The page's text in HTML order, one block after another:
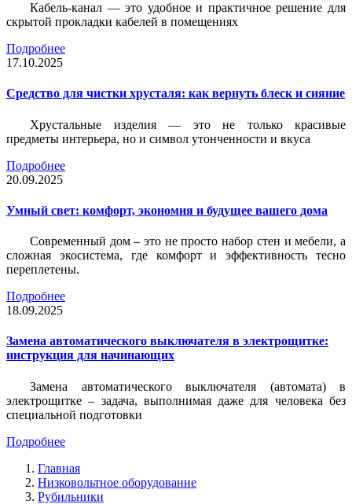
Кабель-канал — это удобное и практичное решение для
скрытой прокладки кабелей в помещениях
Подробнее
17.10.2025
Средство для чистки хрусталя: как вернуть блеск и сияние
Хрустальные изделия — это не только красивые
предметы интерьера, но и символ утонченности и вкуса
Подробнее
20.09.2025
Умный свет: комфорт, экономия и будущее вашего дома
Современный дом – это не просто набор стен и мебели, а
сложная экосистема, где комфорт и эффективность тесно
переплетены.
Подробнее
18.09.2025
Замена автоматического выключателя в электрощитке:
инструкция для начинающих
Замена автоматического выключателя (автомата) в
электрощитке – задача, выполнимая даже для человека без
специальной подготовки
Подробнее
Главная
Низковольтное оборудование
Рубильники